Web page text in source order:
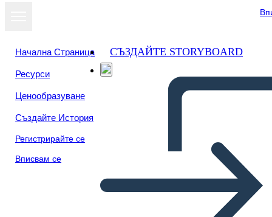
Начална Страница
Ресурси
Ценообразуване
Създайте История
Регистрирайте се
Вписвам се
СЪЗДАЙТЕ STORYBOARD